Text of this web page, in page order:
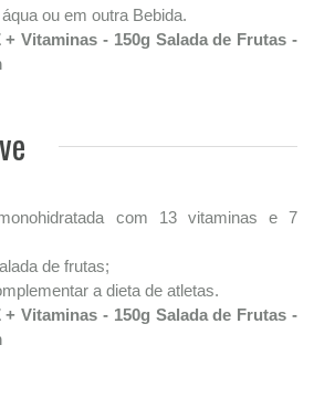
ou em outra Bebida.
Vitaminas - 150g Salada de Frutas -
com 13 vitaminas e 7
de frutas;
a dieta de atletas.
Vitaminas - 150g Salada de Frutas -